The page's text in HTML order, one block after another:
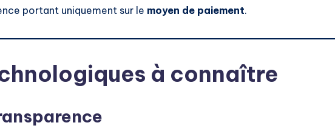
portant uniquement sur le moyen de paiement.
à connaître